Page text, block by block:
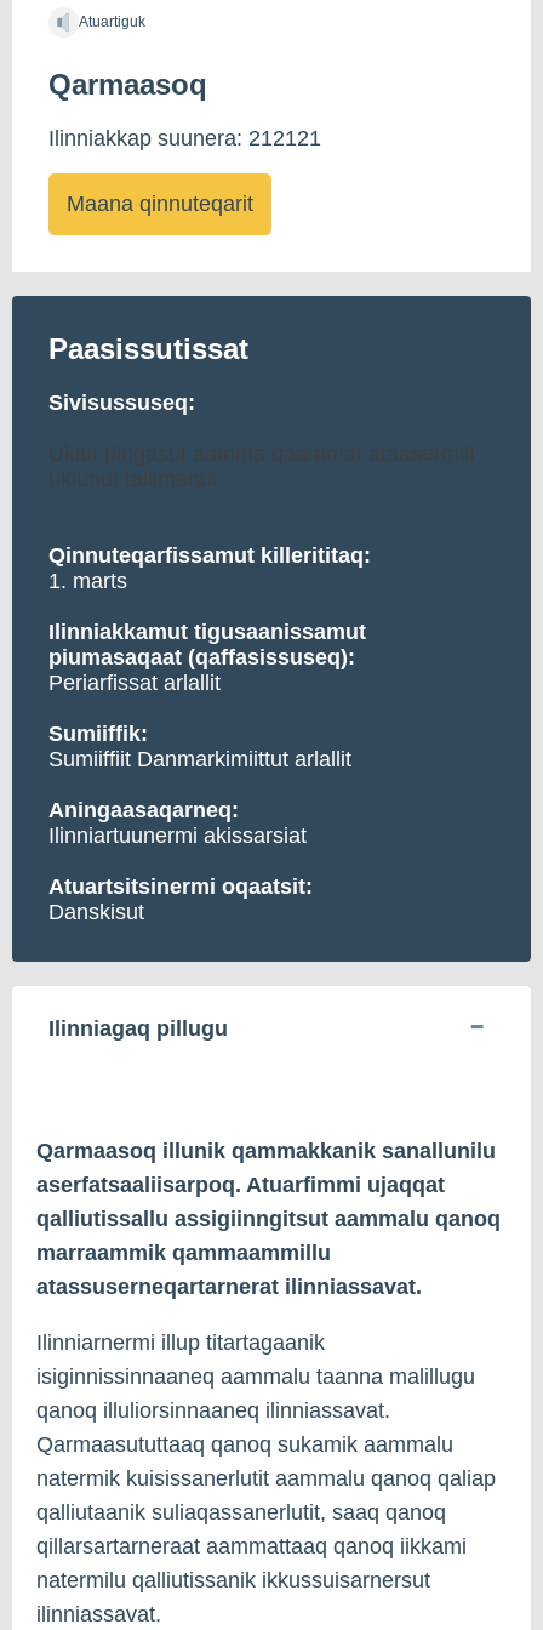
Atuartiguk
Qarmaasoq
Ilinniakkap suunera: 212121
Maana qinnuteqarit
Paasissutissat
Sivisussuseq:
Ukiut pingasut aamma qaammat ataasermiit
ukiunut tallimanut
Qinnuteqarfissamut killerititaq:
1. marts
Ilinniakkamut tigusaanissamut
piumasaqaat (qaffasissuseq):
Periarfissat arlallit
Sumiiffik:
Sumiiffiit Danmarkimiittut arlallit
Aningaasaqarneq:
Ilinniartuunermi akissarsiat
Atuartsitsinermi oqaatsit:
Danskisut
Ilinniagaq pillugu
Qarmaasoq illunik qammakkanik sanallunilu
aserfatsaaliisarpoq. Atuarfimmi ujaqqat
qalliutissallu assigiinngitsut aammalu qanoq
marraammik qammaammillu
atassuserneqartarnerat ilinniassavat.
Ilinniarnermi illup titartagaanik
isiginnissinnaaneq aammalu taanna malillugu
qanoq illuliorsinnaaneq ilinniassavat.
Qarmaasututtaaq qanoq sukamik aammalu
natermik kuisissanerlutit aammalu qanoq qaliap
qalliutaanik suliaqassanerlutit, saaq qanoq
qillarsartarneraat aammattaaq qanoq iikkami
natermilu qalliutissanik ikkussuisarnersut
ilinniassavat.